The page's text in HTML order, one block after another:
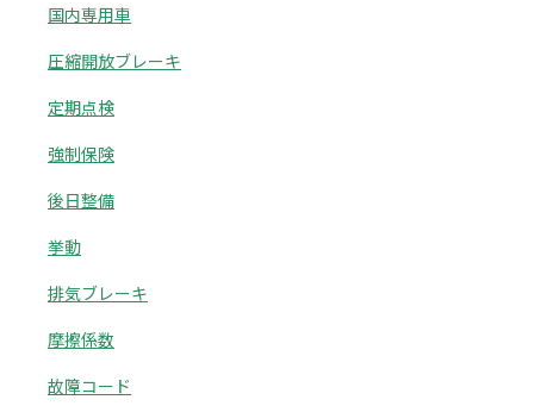
国内専用車
圧縮開放ブレーキ
定期点検
強制保険
後日整備
挙動
排気ブレーキ
摩擦係数
故障コード